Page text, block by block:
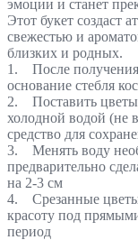
эмоции и станет
Этот букет создаст
свежестью и
близких и родных.
1. После получения
основание стебля
2. Поставить цветы
холодной водой (не
средство для
3. Менять воду
предварительно
на 2-3 см
4. Срезанные цветы
красоту под
период